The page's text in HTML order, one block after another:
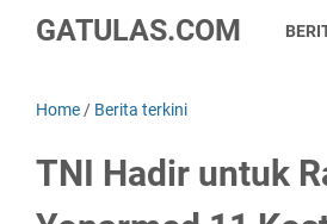
GATULAS.COM
Home / Berita terkini
TNI Hadir untuk